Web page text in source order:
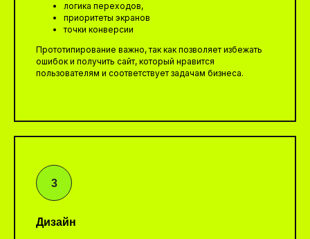
логика переходов,
приоритеты экранов
точки конверсии
Прототипирование важно, так как позволяет избежать
ошибок и получить сайт, который нравится
пользователям и соответствует задачам бизнеса.
Дизайн